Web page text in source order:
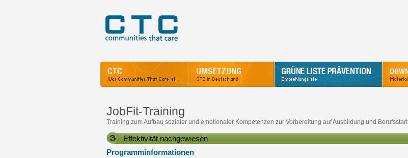
JobFit-Training
Training zum Aufbau sozialer und emotionaler Kompetenzen zur Vorbereitung auf Ausbildung und Berufsstart
Effektivität nachgewiesen
Programminformationen